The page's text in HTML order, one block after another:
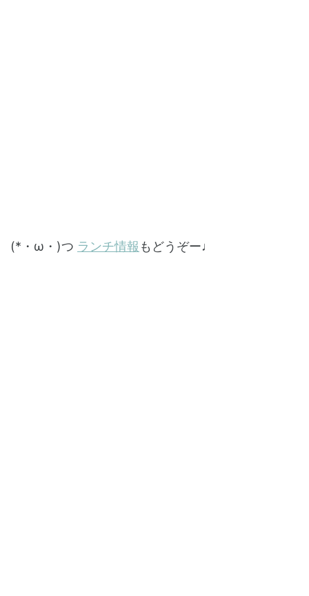
(*・ω・)つ ランチ情報 もどうぞー♩